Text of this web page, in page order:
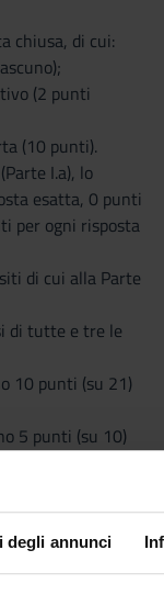
degli annunci
chiusa, di cui:
(2 punti
(10 punti).
I.a), lo
esatta, 0 punti
per ogni risposta
di cui alla Parte
di tutte e tre le
10 punti (su 21)
5 punti (su 10)
conseguiti nelle
accedere ad
essere